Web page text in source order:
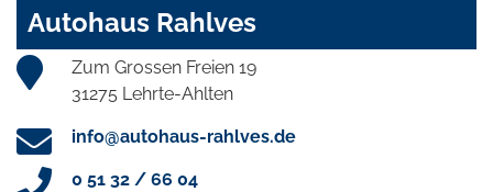
Autohaus Rahlves
Zum Grossen Freien 19
31275 Lehrte-Ahlten
info@autohaus-rahlves.de
0 51 32 / 66 04